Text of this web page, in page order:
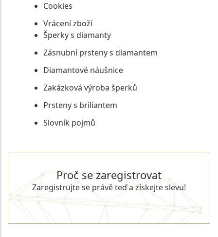
Cookies
Vrácení zboží
Šperky s diamanty
Zásnubní prsteny s diamantem
Diamantové náušnice
Zakázková výroba šperků
Prsteny s briliantem
Slovník pojmů
Proč se zaregistrovat
Zaregistrujte se právě teď a získejte slevu!
REGISTROVAT SE